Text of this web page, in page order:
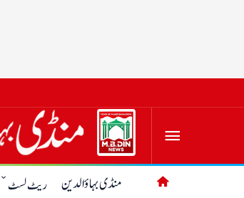
منڈی بہاؤالدین ریٹ لسٹ